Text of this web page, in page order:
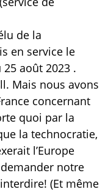
de la
en service le
25 août 2023 .
Mais nous avons
concernant
quoi par la
la technocratie,
l’Europe
notre
(Et même